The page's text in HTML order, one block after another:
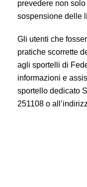
prevedere non
sospensione delle
Gli utenti che
pratiche scorrette
agli sportelli di
informazioni e
sportello dedicato
251108 o